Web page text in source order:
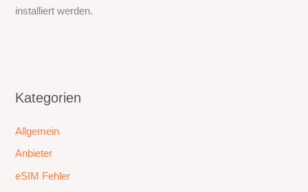
installiert werden.
Kategorien
Allgemein
Anbieter
eSIM Fehler